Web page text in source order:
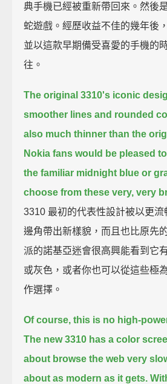
典手機已經被重新帶回來。然後
蛇遊戲。經歷收益不佳的幾年後
並以這款早期備受喜愛的手機的
往。
The original 3310's iconic
smoother lines and rounded
also much thinner than the
Nokia fans would be pleased
the familiar midnight blue or
choose from these very, very
3310 最初的代表性設計被以更
邊角帶出新樣貌，而且也比原先
派的諾基亞迷會很高興能看到它
或灰色，或者你也可以從這些極
作選擇。
Of course, this is no high-
The new 3310 has a color
about browse the web very
about as modern as it gets.